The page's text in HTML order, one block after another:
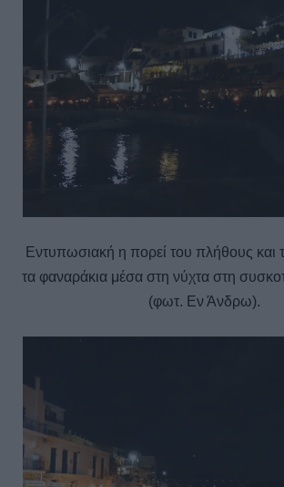
Εντυπωσιακή η πορεί του πλήθους και
τα φαναράκια μέσα στη νύχτα στη
(φωτ. Εν Άνδρω).